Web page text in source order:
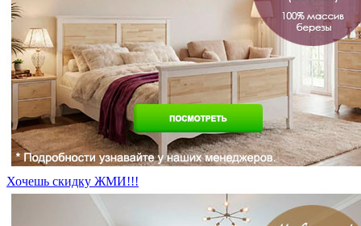
Хочешь скидку ЖМИ!!!